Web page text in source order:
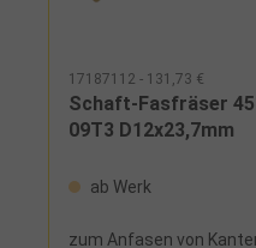
17187112 - 131,73 €
Schaft-Fasfräser
09T3 D12x23,7mm
ab Werk
zum Anfasen von